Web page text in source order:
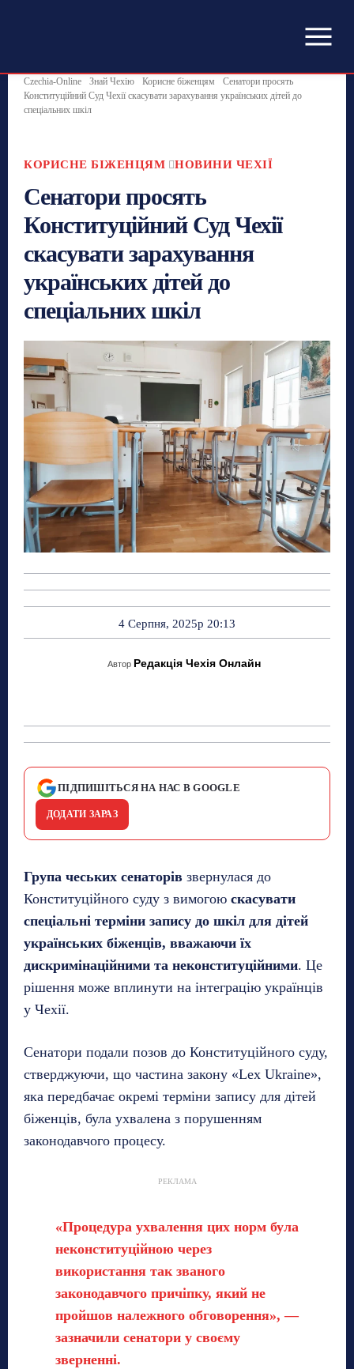
Czechia-Online Знай Чехію Корисне біженцям
Сенатори просять
Конституційний Суд Чехії скасувати зарахування українських дітей до
спеціальних шкіл
КОРИСНЕ БІЖЕНЦЯМ НОВИНИ ЧЕХІЇ
Сенатори просять
Конституційний Суд Чехії
скасувати зарахування
українських дітей до
спеціальних шкіл
4 Серпня, 2025р 20:13
Автор Редакція Чехія Онлайн
ПІДПИШІТЬСЯ НА НАС В GOOGLE
ДОДАТИ ЗАРАЗ
Група чеських сенаторів звернулася до
Конституційного суду з вимогою скасувати
спеціальні терміни запису до шкіл для дітей
українських біженців, вважаючи їх
дискримінаційними та неконституційними. Це
рішення може вплинути на інтеграцію українців
у Чехії.
Сенатори подали позов до Конституційного суду,
стверджуючи, що частина закону «Lex Ukraine»,
яка передбачає окремі терміни запису для дітей
біженців, була ухвалена з порушенням
законодавчого процесу.
РЕКЛАМА
«Процедура ухвалення цих норм була
неконституційною через
використання так званого
законодавчого причіпку, який не
пройшов належного обговорення», —
зазначили сенатори у своєму
зверненні.